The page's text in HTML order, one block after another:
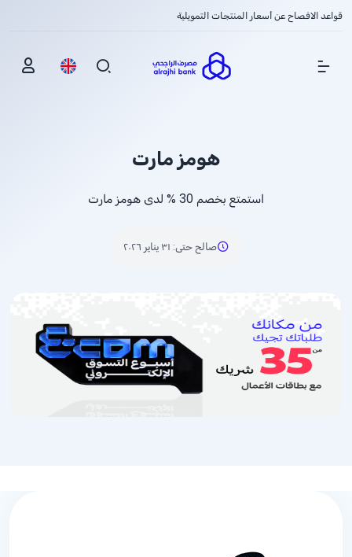
قواعد الافصاح عن أسعار المنتجات التمويلية
Show Menu
هومز مارت
استمتع بخصم % 30 لدى هومز مارت
صالح حتى: ٣١ يناير ٢٠٢٦